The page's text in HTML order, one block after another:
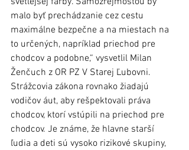
malo byť prechádzanie cez cestu
maximálne bezpečne a na miestach na
to určených, napríklad priechod pre
chodcov a podobne,“ vysvetlil Milan
Ženčuch z OR PZ V Starej Ľubovni.
Strážcovia zákona rovnako žiadajú
vodičov áut, aby rešpektovali práva
chodcov, ktorí vstúpili na priechod pre
chodcov. Je známe, že hlavne starší
ľudia a deti sú vysoko rizikové skupiny,